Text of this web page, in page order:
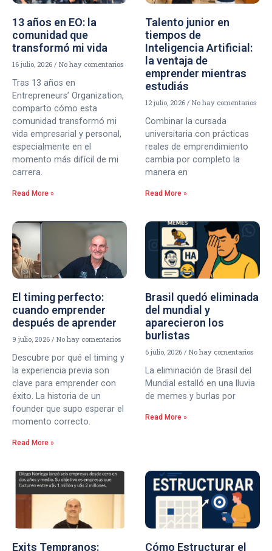
13 años en EO: la
comunidad que
transformó mi vida
16 julio, 2026 No hay comentarios
Tras 13 años en
Entrepreneurs’ Organization,
comparto cómo esta
comunidad transformó mi
vida empresarial y personal,
especialmente en el
momento más difícil de mi
carrera.
Read More »
Talento junior en
tiempos de
Inteligencia Artificial:
la ventaja de
emprender mientras
estudiás
12 julio, 2026 No hay comentarios
Combinar la cursada
universitaria con prácticas
reales de emprendimiento
cambia por completo la
manera en
Read More »
El timing perfecto:
cuando emprender
después de aprender
9 julio, 2026 No hay comentarios
Descubre por qué el timing y
la experiencia previa son
clave para emprender con
éxito. La historia de un
founder que supo esperar el
momento correcto.
Read More »
Brasil quedó eliminada
del mundial y
aparecieron los
burlistas
6 julio, 2026 No hay comentarios
La eliminación de Brasil del
Mundial estalló en una lluvia
de memes y burlas por
Read More »
Exits Tempranos: Cómo Estructurar el